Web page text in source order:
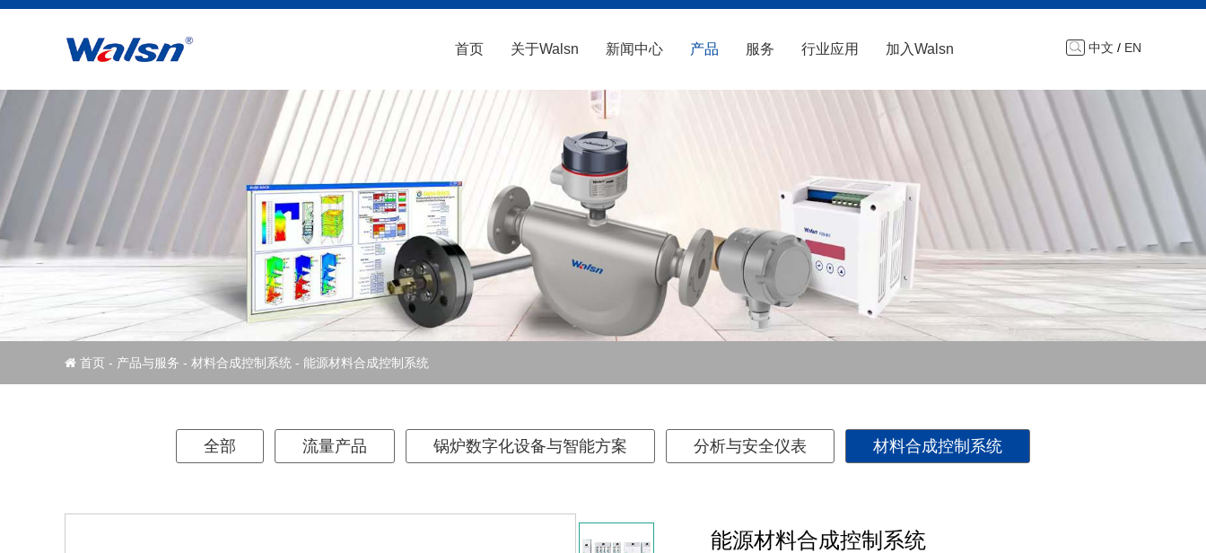
中文 / EN
首页 关于Walsn 新闻中心 产品 服务 行业应用 加入Walsn
首页 - 产品与服务 - 材料合成控制系统 - 能源材料合成控制系统
全部 流量产品 锅炉数字化设备与智能方案 分析与安全仪表 材料合成控制系统
能源材料合成控制系统